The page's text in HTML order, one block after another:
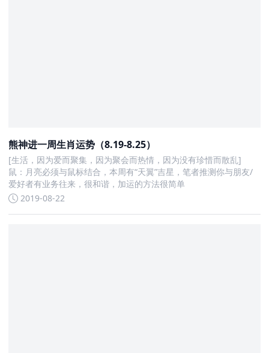
熊神进一周生肖运势（8.19-8.25）
[生活，因为爱而聚集，因为聚会而热情，因为没有珍惜而散乱]
鼠：月亮必须与鼠标结合，本周有“天翼”吉星，笔者推测你与朋友/
爱好者有业务往来，很和谐，加运的方法很简单
2019-08-22